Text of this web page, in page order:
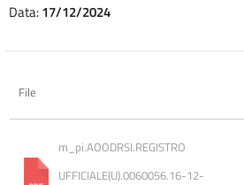
Data:17/12/2024
File
m_pi.AOODRSI.REGISTRO
UFFICIALE(U).0060056.16-12-